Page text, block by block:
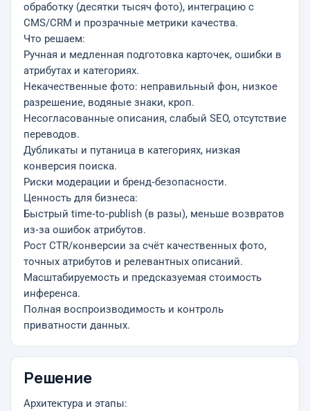
обработку (десятки тысяч фото), интеграцию с
CMS/CRM и прозрачные метрики качества.
Что решаем:
Ручная и медленная подготовка карточек, ошибки в
атрибутах и категориях.
Некачественные фото: неправильный фон, низкое
разрешение, водяные знаки, кроп.
Несогласованные описания, слабый SEO, отсутствие
переводов.
Дубликаты и путаница в категориях, низкая
конверсия поиска.
Риски модерации и бренд‑безопасности.
Ценность для бизнеса:
Быстрый time‑to‑publish (в разы), меньше возвратов
из‑за ошибок атрибутов.
Рост CTR/конверсии за счёт качественных фото,
точных атрибутов и релевантных описаний.
Масштабируемость и предсказуемая стоимость
инференса.
Полная воспроизводимость и контроль
приватности данных.
Решение
Архитектура и этапы: